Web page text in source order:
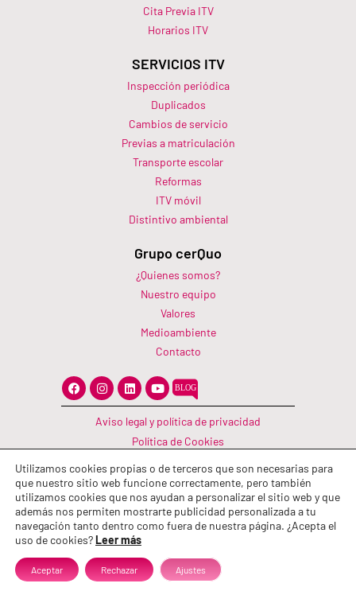
Cita Previa ITV
Horarios ITV​
SERVICIOS ITV
Inspección periódica
Duplicados
Cambios de servicio
Previas a matriculación
Transporte escolar
Reformas
ITV móvil
Distintivo ambiental
Grupo cerQuo
¿Quienes somos?
Nuestro equipo
Valores
Medioambiente
Contacto
F
a
c
o
k
I
n
s
t
a
r
a
m
L
i
n
k
e
d
i
n
Y
o
u
t
u
b
e
Aviso legal y política de privacidad
Política de Cookies
Política de calidad
© 2026 Grupo cerQuo. Todos los derechos reservados.
Utilizamos cookies propias o de terceros que son necesarias para
que nuestro sitio web funcione correctamente, pero también
utilizamos cookies que nos ayudan a personalizar el sitio web y que
además nos permiten mostrarte publicidad personalizada a tu
navegación tanto dentro como fuera de nuestra página. ¿Acepta el
uso de cookies?Leer más
Aceptar Rechazar Ajustes